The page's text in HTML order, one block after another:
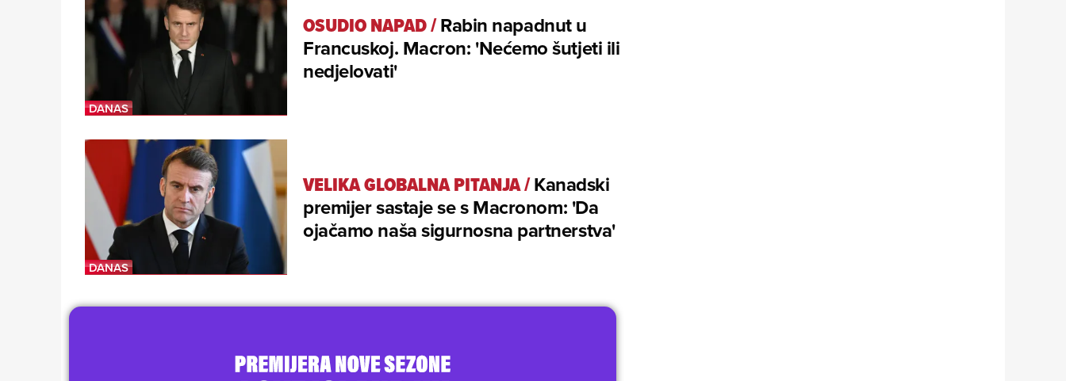
OSUDIO NAPAD/Rabin napadnut u
Francuskoj. Macron: 'Nećemo šutjeti ili
nedjelovati'
VELIKA GLOBALNA PITANJA/Kanadski
premijer sastaje se s Macronom: 'Da
ojačamo naša sigurnosna partnerstva'